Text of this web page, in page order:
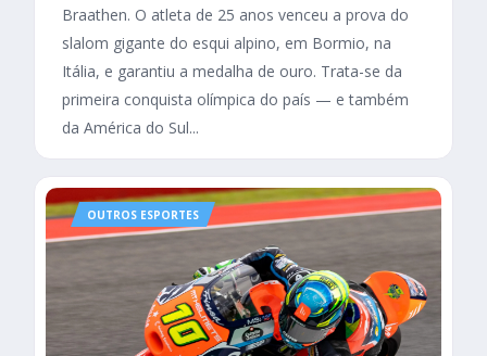
Braathen. O atleta de 25 anos venceu a prova do
slalom gigante do esqui alpino, em Bormio, na
Itália, e garantiu a medalha de ouro. Trata-se da
primeira conquista olímpica do país — e também
da América do Sul...
OUTROS ESPORTES